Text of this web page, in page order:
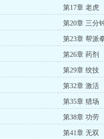
第17章 老虎
第20章 三分
第23章 帮派
第26章 药剂
第29章 绞技
第32章 激活
第35章 猎场
第38章 功劳
第41章 无双